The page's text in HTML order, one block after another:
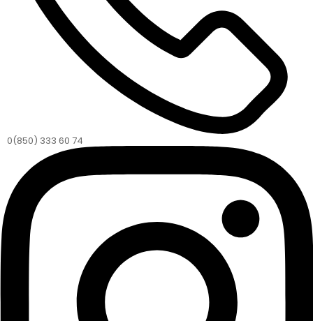
0(850) 333 60 74